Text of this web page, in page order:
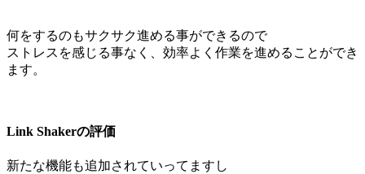
何をするのもサクサク進める事ができるので
ストレスを感じる事なく、効率よく作業を進めることができ
ます。
Link Shakerの評価
新たな機能も追加されていってますし